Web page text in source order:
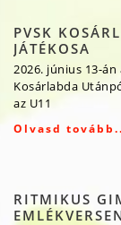
PVSK
JÁTÉKOSA
2026. június 13-
Kosárlabda
az U11
Olvasd
RITMIKUS